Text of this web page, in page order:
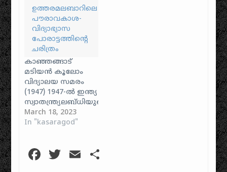
പത്തൊൻപതാം
നൂറ്റാണ്ടിന്റെ
അവസാനത്തിലേക്കോ
ഇരുപതാം
നൂറ്റാണ്ടിന്റെ
ആണ് വിരൽ
ചൂണ്ടുക. എന്നാൽ,
ശ്രീനാരായണ
ഗുരുവിനും
അയ്യങ്കാളിക്കും
ഏകദേശം
അരനൂറ്റാണ്ട്
മധ്യതിരുവിതാംകൂറിൽ
ജ്വലിച്ചുയർന്ന ഒരു
ഉത്തരമലബാറിലെ
പൗരാവകാശ-
വിദ്യാഭ്യാസ
പോരാട്ടത്തിന്റെ
ചരിത്രം
കാഞ്ഞങ്ങാട്
മടിയൻ കൂലോം
വിദ്യാലയ സമരം
(1947) 1947-ൽ ഇന്ത്യ
സ്വാതന്ത്ര്യലബ്ധിയുടെ
ആവേശത്തിൽ
നിൽക്കുന്ന
വടക്കൻ
അതിർത്തി
March 18, 2023
In "kasaragod"
Facebook
Twitter
Email